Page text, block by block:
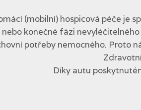
(mobilní) hospicová péče je
nebo konečné fázi
potřeby nemocného. Proto
Díky autu